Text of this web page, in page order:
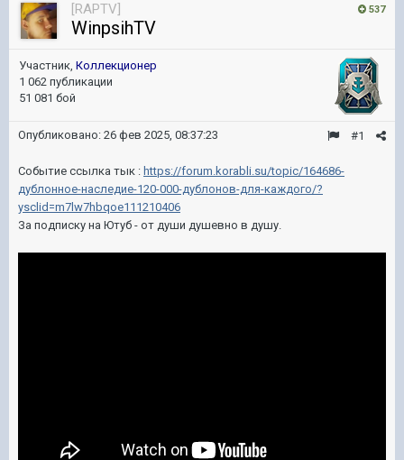
537
[RAPTV]
WinpsihTV
Участник, Коллекционер
1 062 публикации
51 081 бой
#1
Опубликовано: 26 фев 2025, 08:37:23
Событие ссылка тык : https://forum.korabli.su/topic/164686-
дублонное-наследие-120-000-дублонов-для-каждого/?
ysclid=m7lw7hbqoe111210406
За подписку на Ютуб - от души душевно в душу.